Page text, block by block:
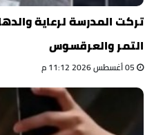
تركت المدرسة لرعاية
التمر والعرقسوس